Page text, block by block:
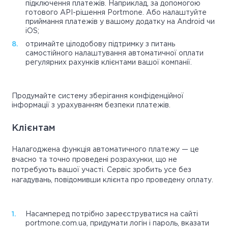
підключення платежів. Наприклад, за допомогою
готового API-рішення Portmone. Або налаштуйте
приймання платежів у вашому додатку на Android чи
iOS;
отримайте цілодобову підтримку з питань
самостійного налаштування автоматичної оплати
регулярних рахунків клієнтами вашої компанії.
Продумайте систему зберігання конфіденційної
інформації з урахуванням безпеки платежів.
Клієнтам
Налагоджена функція автоматичного платежу — це
вчасно та точно проведені розрахунки, що не
потребують вашої участі. Сервіс зробить усе без
нагадувань, повідомивши клієнта про проведену оплату.
Насамперед потрібно зареєструватися на сайті
portmone.com.ua, придумати логін і пароль, вказати